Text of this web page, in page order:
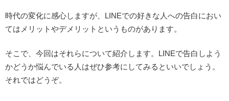
時代の変化に感心しますが、LINEでの好きな人への告白におい
てはメリットやデメリットというものがあります。
そこで、今回はそれらについて紹介します。LINEで告白しよう
かどうか悩んでいる人はぜひ参考にしてみるといいでしょう。
それではどうぞ。